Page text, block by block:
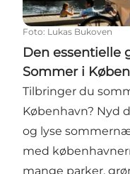
Foto: Lukas Bukoven
Den essentielle
Sommer i
Tilbringer du
København? Nyd
og lyse
med
mange parker,